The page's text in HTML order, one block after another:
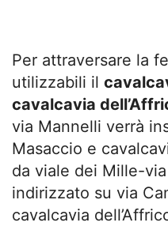
Per attraversare la
utilizzabili il
cavalcavia
via Mannelli verrà
Masaccio e
da viale dei Mille-
indirizzato su via
cavalcavia